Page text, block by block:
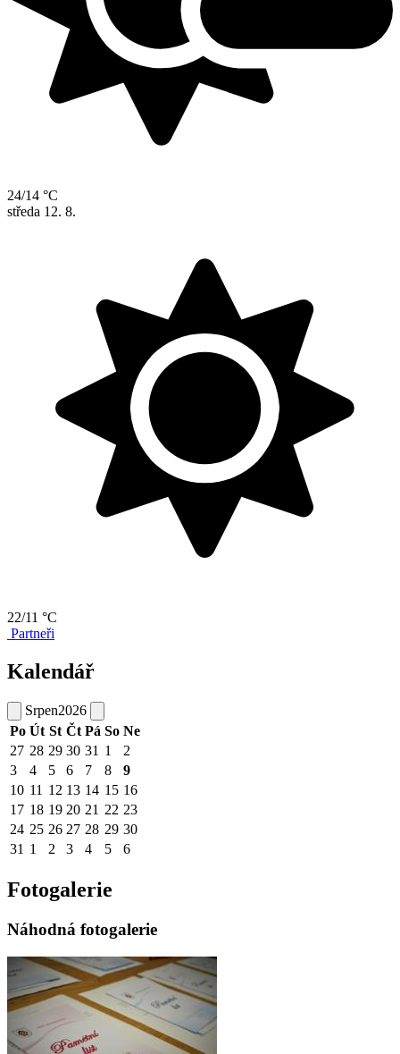
24/14 °C
středa 12. 8.
22/11 °C
Partneři
Kalendář
Srpen2026
Po Út St Čt Pá So Ne
27 28 29 30 31 1
2
3
4 5 6 7 8
9
10 11 12 13 14 15 16
17 18 19 20 21 22 23
24 25 26 27 28 29 30
31 1 2 3 4 5 6
Fotogalerie
Náhodná fotogalerie